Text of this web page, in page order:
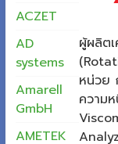
ผู้ผลิต
หน่วย
ความ
ACZET
AD
systems
Amarell
GmbH
AMETEK